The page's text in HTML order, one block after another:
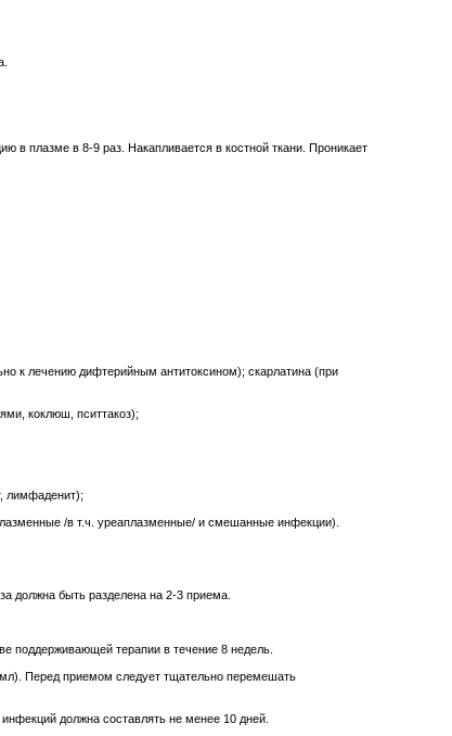
в плазме в 8-9 раз. Накапливается в костной ткани. Проникает
к лечению дифтерийным антитоксином); скарлатина (при
коклюш, пситтакоз);
лимфаденит);
/в т.ч. уреаплазменные/ и смешанные инфекции).
должна быть разделена на 2-3 приема.
поддерживающей терапии в течение 8 недель.
Перед приемом следует тщательно перемешать
должна составлять не менее 10 дней.